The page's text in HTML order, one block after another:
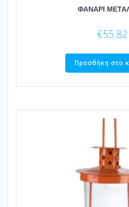
ΦΑΝΑΡΙ
€55.82
Προσθήκη στο